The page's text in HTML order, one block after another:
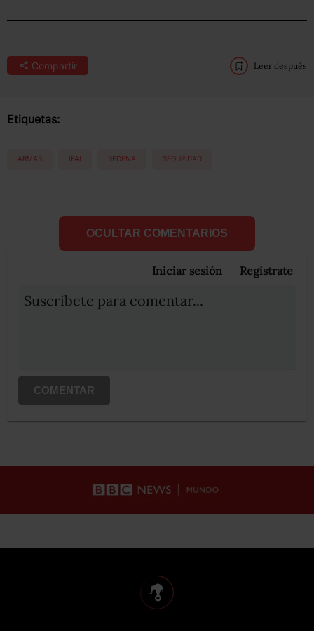
Compartir Leer después
Etiquetas:
ARMAS IFAI SEDENA SEGURIDAD
OCULTAR COMENTARIOS
Iniciar sesión Registrate
Suscribete para comentar...
COMENTAR